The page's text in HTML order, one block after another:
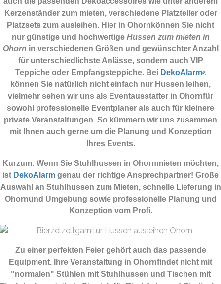
Kerzenständer zum mieten, verschiedene Platzteller oder
Platzsets zum ausleihen. Hier in Ohornkönnen Sie nicht
nur günstige und hochwertige Hussen zum mieten in
Ohorn in verschiedenen Größen und gewünschter Anzahl
für unterschiedlichste Anlässe, sondern auch VIP
Teppiche oder Empfangsteppiche. Bei DekoAlarm©
können Sie natürlich nicht einfach nur Hussen leihen,
vielmehr sehen wir uns als Eventausstatter in Ohornfür
sowohl professionelle Eventplaner als auch für kleinere
private Veranstaltungen. So kümmern wir uns zusammen
mit Ihnen auch gerne um die Planung und Konzeption
Ihres Events.
Kurzum: Wenn Sie Stuhlhussen in Ohornmieten möchten,
ist DekoAlarm genau der richtige Ansprechpartner! Große
Auswahl an Stuhlhussen zum Mieten, schnelle Lieferung in
Ohornund Umgebung sowie professionelle Planung und
Konzeption vom Profi.
Zu einer perfekten Feier gehört auch das passende
Equipment.
Ihre Veranstaltung in Ohornfindet nicht mit
"normalen" Stühlen mit Stuhlhussen und Tischen mit